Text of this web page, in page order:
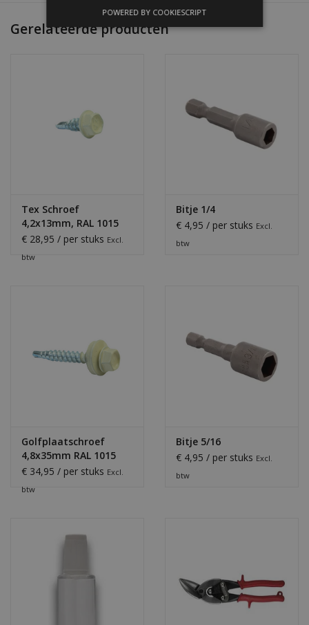
Gerelateerde producten
Tex Schroef
4,2x13mm, RAL 1015
Licht Ivoor
€ 28,95 / per stuks Excl.
btw
Bitje 1/4
€ 4,95 / per stuks Excl.
btw
Golfplaatschroef
4,8x35mm RAL 1015
€ 34,95 / per stuks Excl.
btw
Bitje 5/16
€ 4,95 / per stuks Excl.
btw
POWERED BY COOKIESCRIPT